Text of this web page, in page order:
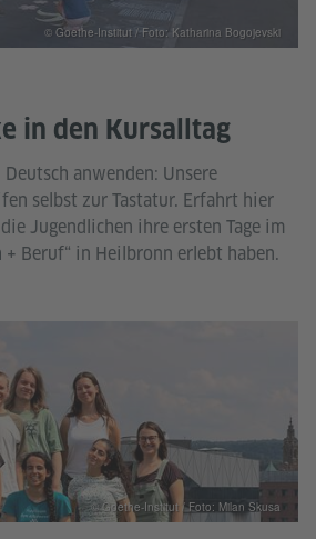
in den Kursalltag
anwenden: Unsere
selbst zur Tastatur. Erfahrt hier
Jugendlichen ihre ersten Tage im
+ Beruf“ in Heilbronn erlebt haben.
© Goethe-Institut / Foto: Katharina Bogojevski
© Goethe-Institut / Foto: Milan Skusa